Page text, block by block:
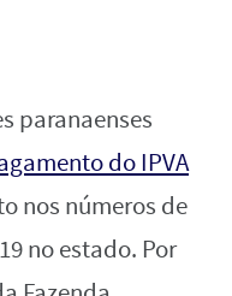
paranaenses
do IPVA
nos números de
no estado. Por